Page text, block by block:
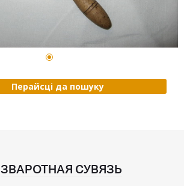
Перайсці да пошуку
ЗВАРОТНАЯ СУВЯЗЬ